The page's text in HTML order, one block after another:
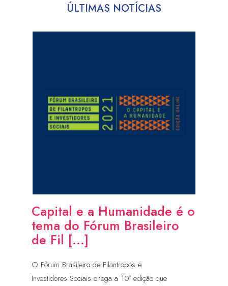
ÚLTIMAS NOTÍCIAS
Capital e a Humanidade é o
tema do Fórum Brasileiro
de Fil [...]
O Fórum Brasileiro de Filantropos e
Investidores Sociais chega a 10ª edição que